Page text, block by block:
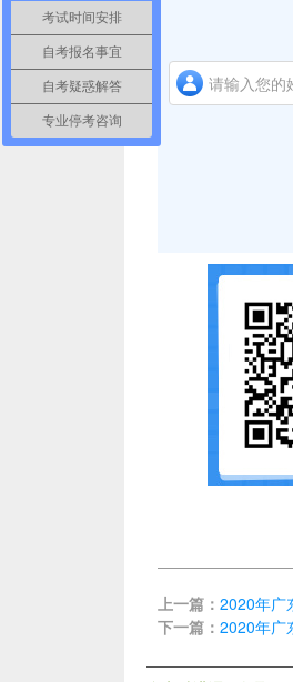
上一篇： 2020年广
下一篇： 2020年广
考试时间安排
自考报名事宜
自考疑惑解答
专业停考咨询